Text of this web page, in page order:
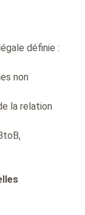
définie :
non
la relation